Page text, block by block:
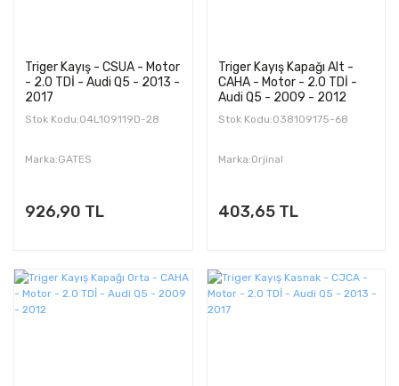
Triger Kayış - CSUA - Motor
- 2.0 TDİ - Audi Q5 - 2013 -
2017
Stok Kodu:04L109119D-28
Marka:GATES
926,90 TL
Triger Kayış Kapağı Alt -
CAHA - Motor - 2.0 TDİ -
Audi Q5 - 2009 - 2012
Stok Kodu:038109175-68
Marka:Orjinal
403,65 TL